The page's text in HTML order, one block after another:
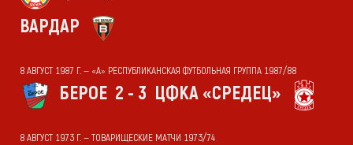
ВАРДАР
8 АВГУСТ 1987 Г. — «А» РЕСПУБЛИКАНСКАЯ ФУТБОЛЬНАЯ ГРУППА 1987/88
БЕРОЕ 2 - 3 ЦФКА «СРЕДЕЦ»
8 АВГУСТ 1973 Г. — ТОВАРИЩЕСКИЕ МАТЧИ 1973/74